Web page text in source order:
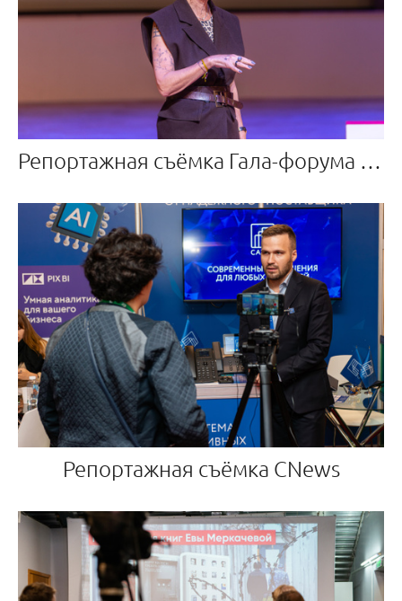
Репортажная съёмка Гала-форума дизайнеров RIW 24
Репортажная съёмка CNews